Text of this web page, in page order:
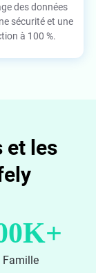
des données
sécurité et une
à 100 %.
et les
Famille